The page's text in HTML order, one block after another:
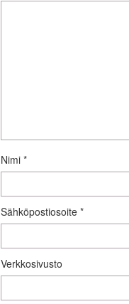
Nimi *
Sähköpostiosoite *
Verkkosivusto